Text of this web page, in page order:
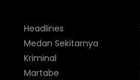
Headlines
Medan Sekitarnya
Kriminal
Martabe